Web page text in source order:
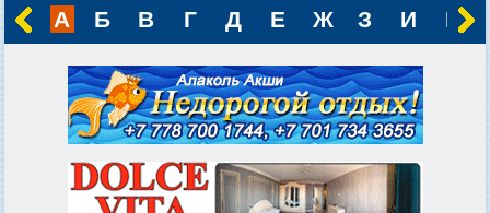
А Б В Г Д Е Ж З И К